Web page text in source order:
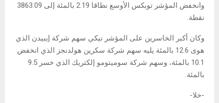
وانخفض المؤشر ‌توبكس ⁠الأوسع نطاقا 2.19 بالمئة إلى 3863.09
‌نقطة.
وكان أكبر الخاسرين على المؤشر نيكي ​سهم شركة إيبيدن الذي
هوى 12.6 بالمئة ⁠يليه سهم شركة سكرين هولدنجز الذي انخفض
10.1 بالمئة، وسهم ​شركة سوميتومو إلكتريك الذي ⁠خسر 9.5
بالمئة.
-خلا-